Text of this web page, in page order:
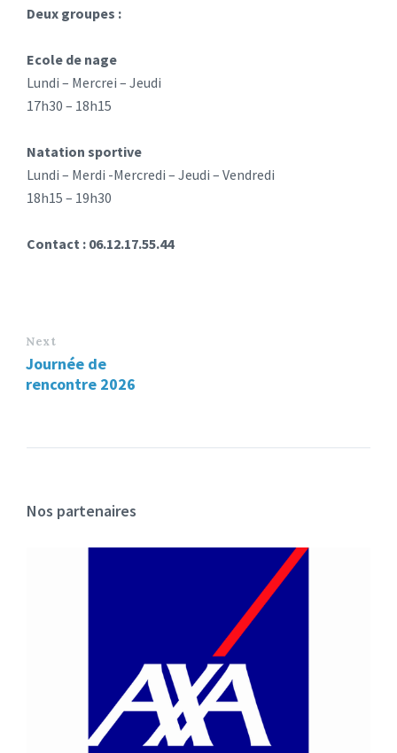
Deux groupes :
Ecole de nage
Lundi – Mercrei – Jeudi
17h30 – 18h15
Natation sportive
Lundi – Merdi -Mercredi – Jeudi – Vendredi
18h15 – 19h30
Contact : 06.12.17.55.44
Next
Journée de
rencontre 2026
Nos partenaires